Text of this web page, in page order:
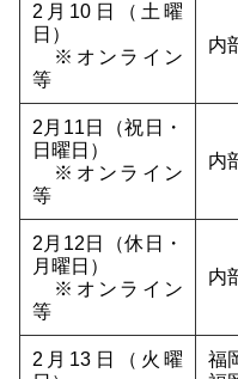
2月10日（土曜
日）
※オンライン
等
内
2月11日（祝日・
日曜日）
※オンライン
等
内
2月12日（休日・
月曜日）
※オンライン
等
内
2月13日（火曜
福